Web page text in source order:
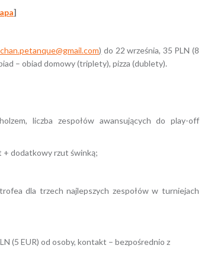
]
) do 22 września, 35 PLN (8
– obiad domowy (triplety), pizza (dublety).
liczba zespołów awansujących do play-off
+ dodatkowy rzut świnką;
dla trzech najlepszych zespołów w turniejach
(5 EUR) od osoby, kontakt – bezpośrednio z